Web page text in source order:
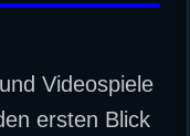
Videospiele
ersten Blick